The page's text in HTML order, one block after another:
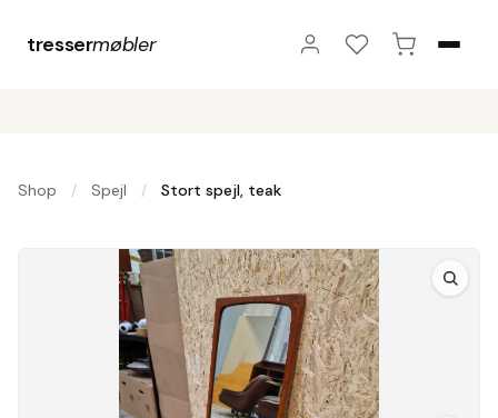
tressermøbler
Shop / Spejl / Stort spejl, teak